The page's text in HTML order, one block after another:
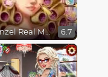
Rapunzel Real Makeover 6.7